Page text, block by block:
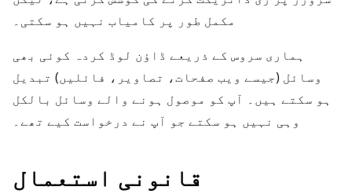
مکمل طور پر کامیاب نہیں ہو سکتی۔
ہماری سروس کے ذریعے ڈاؤن لوڈ کردہ کوئی بھی
وسائل (جیسے ویب صفحات، تصاویر، فائلیں) تبدیل
ہو سکتے ہیں۔ آپ کو موصول ہونے والے وسائل بالکل
وہی نہیں ہو سکتے جو آپ نے درخواست کیے تھے۔
قانونی استعمال